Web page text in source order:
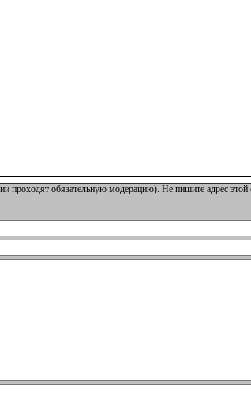
проходят обязательную модерацию). Не пишите адрес